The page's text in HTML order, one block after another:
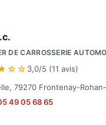
DE CARROSSERIE
3,0/5 (11 avis)
79270 Frontenay-
49 05 68 65